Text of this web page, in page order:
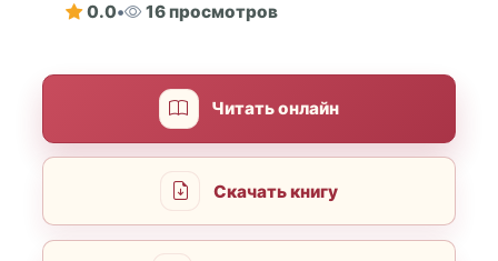
0.0• 16 просмотров
Читать онлайн
Скачать книгу